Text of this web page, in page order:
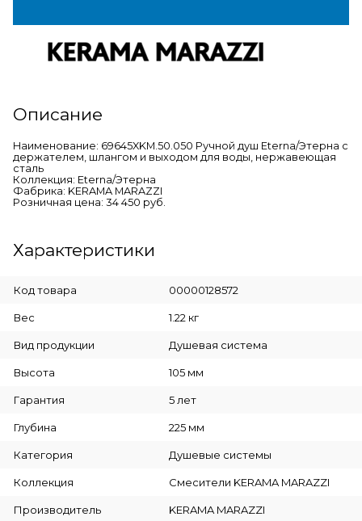
Описание
Наименование: 69645XKM.50.050 Ручной душ Eterna/Этерна с
держателем, шлангом и выходом для воды, нержавеющая
сталь
Коллекция: Eterna/Этерна
Фабрика: KERAMA MARAZZI
Розничная цена: 34 450 руб.
Характеристики
Код товара 00000128572
Вес 1.22 кг
Вид продукции Душевая система
Высота 105 мм
Гарантия 5 лет
Глубина 225 мм
Категория Душевые системы
Коллекция Смесители KERAMA MARAZZI
Производитель KERAMA MARAZZI